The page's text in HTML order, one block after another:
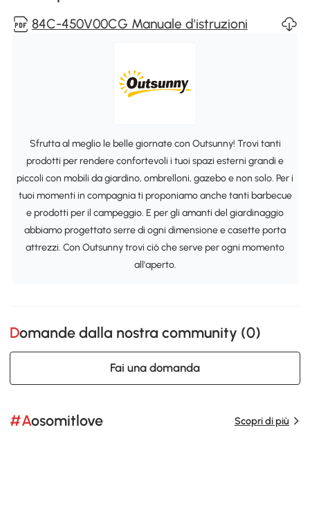
84C-450V00CG Manuale d'istruzioni
Sfrutta al meglio le belle giornate con Outsunny! Trovi tanti
prodotti per rendere confortevoli i tuoi spazi esterni grandi e
piccoli con mobili da giardino, ombrelloni, gazebo e non solo. Per i
tuoi momenti in compagnia ti proponiamo anche tanti barbecue
e prodotti per il campeggio. E per gli amanti del giardinaggio
abbiamo progettato serre di ogni dimensione e casette porta
attrezzi. Con Outsunny trovi ciò che serve per ogni momento
all'aperto.
Domande dalla nostra community (0)
Fai una domanda
#Aosomitlove Scopri di più